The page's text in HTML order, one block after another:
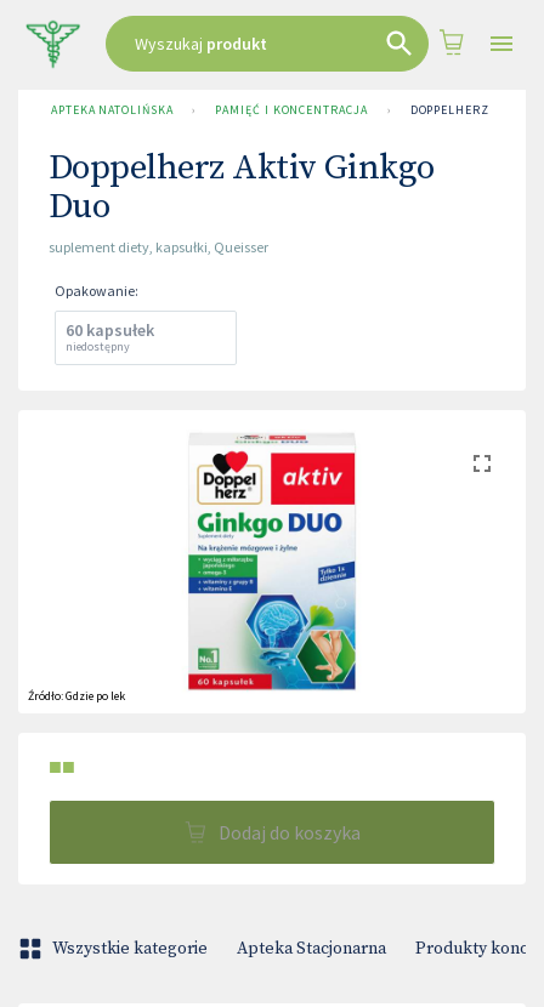
Wyszukaj produkt
APTEKA NATOLIŃSKA › PAMIĘĆ I KONCENTRACJA › DOPPELHERZ AKTIV
Doppelherz Aktiv Ginkgo
Duo
suplement diety, kapsułki, Queisser
Opakowanie:
60 kapsułek
niedostępny
Źródło:Gdzie po lek
■■
Dodaj do koszyka
Wszystkie kategorie Apteka Stacjonarna Produkty